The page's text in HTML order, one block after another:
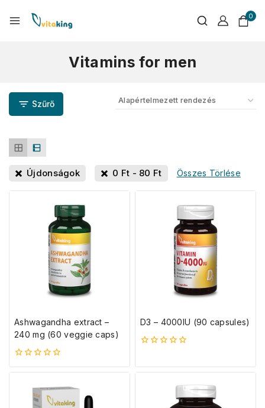
0
Vitamins for men
Szűrő
Újdonságok 0 Ft - 80 Ft Összes Törlése
Ashwagandha extract –
240 mg (60 veggie caps)
0
5-
D3 – 4000IU (90 capsules)
ből